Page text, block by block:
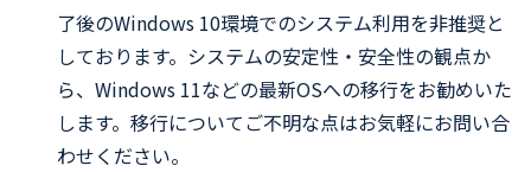
了後のWindows 10環境でのシステム利用を非推奨と
しております。システムの安定性・安全性の観点か
ら、Windows 11などの最新OSへの移行をお勧めいた
します。移行についてご不明な点はお気軽にお問い合
わせください。